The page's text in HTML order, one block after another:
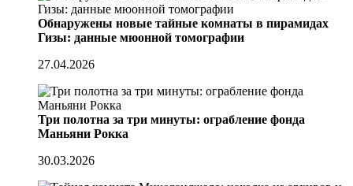
Обнаружены новые тайные комнаты в пирамидах
Гизы: данные мюонной томографии
27.04.2026
Три полотна за три минуты: ограбление фонда
Маньяни Рокка
30.03.2026